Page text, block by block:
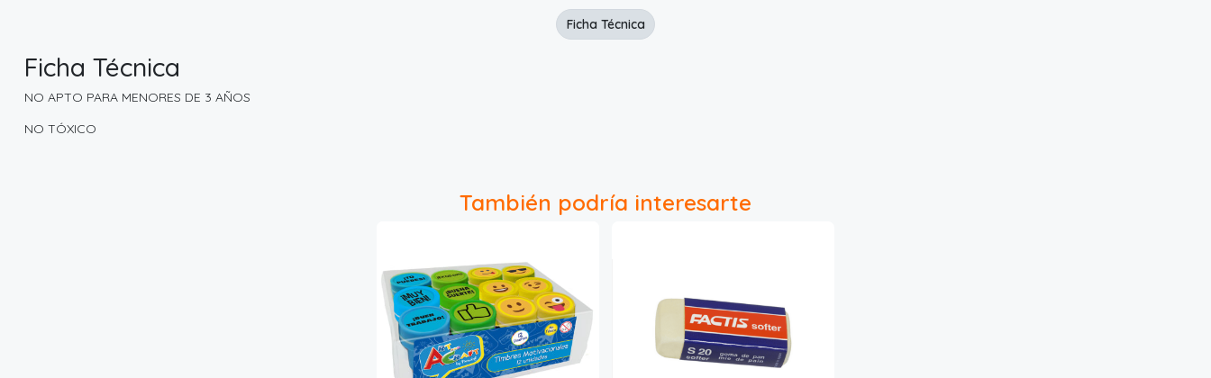
Ficha Técnica
NO APTO PARA MENORES DE 3 AÑOS
NO TÓXICO
Ficha Técnica
También podría interesarte